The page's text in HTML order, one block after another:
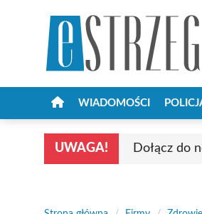
WIADOMOŚCI
UWAGA! Dołącz do